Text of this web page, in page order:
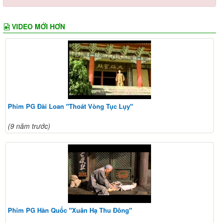
VIDEO MỚI HƠN
Phim PG Đài Loan "Thoát Vòng Tục Lụy"
(9 năm trước)
Phim PG Hàn Quốc "Xuân Hạ Thu Đông"